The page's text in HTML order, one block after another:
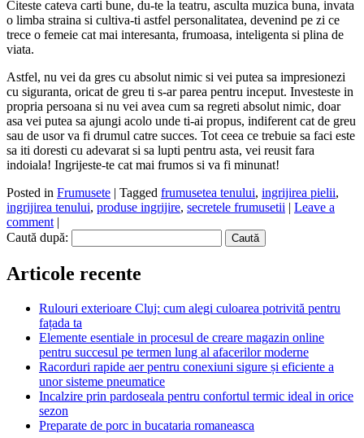
Citeste cateva carti bune, du-te la teatru, asculta muzica buna, invata
o limba straina si cultiva-ti astfel personalitatea, devenind pe zi ce
trece o femeie cat mai interesanta, frumoasa, inteligenta si plina de
viata.
Astfel, nu vei da gres cu absolut nimic si vei putea sa impresionezi
cu siguranta, oricat de greu ti s-ar parea pentru inceput. Investeste in
propria persoana si nu vei avea cum sa regreti absolut nimic, doar
asa vei putea sa ajungi acolo unde ti-ai propus, indiferent cat de greu
sau de usor va fi drumul catre succes. Tot ceea ce trebuie sa faci este
sa iti doresti cu adevarat si sa lupti pentru asta, vei reusit fara
indoiala! Ingrijeste-te cat mai frumos si va fi minunat!
Posted in Frumusete | Tagged frumusetea tenului, ingrijirea pielii,
ingrijirea tenului, produse ingrijire, secretele frumusetii | Leave a
comment |
Caută după:
Articole recente
Rulouri exterioare Cluj: cum alegi culoarea potrivită pentru
fațada ta
Elemente esentiale in procesul de creare magazin online
pentru succesul pe termen lung al afacerilor moderne
Racorduri rapide aer pentru conexiuni sigure și eficiente a
unor sisteme pneumatice
Incalzire prin pardoseala pentru confortul termic ideal in orice
sezon
Preparate de porc in bucataria romaneasca